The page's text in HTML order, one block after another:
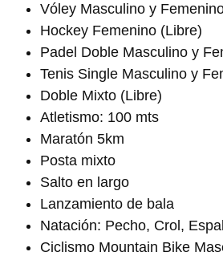
Vóley Masculino y
Hockey Femenino (Libre)
Padel Doble Masculino y
Tenis Single Masculino y
Doble Mixto (Libre)
Atletismo: 100 mts
Maratón 5km
Posta mixto
Salto en largo
Lanzamiento de bala
Natación: Pecho, Crol,
Ciclismo Mountain Bike